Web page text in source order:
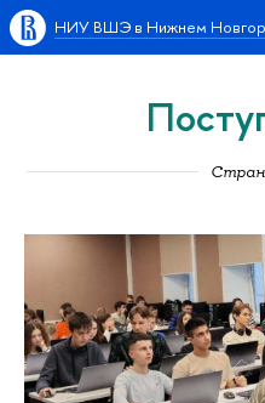
НИУ ВШЭ в Нижнем